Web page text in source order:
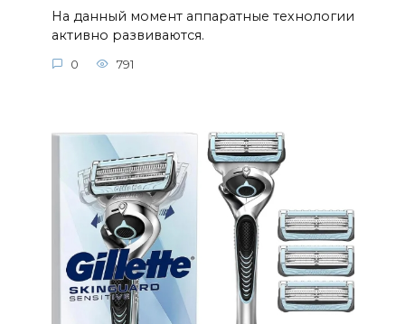
На данный момент аппаратные технологии
активно развиваются.
0 791